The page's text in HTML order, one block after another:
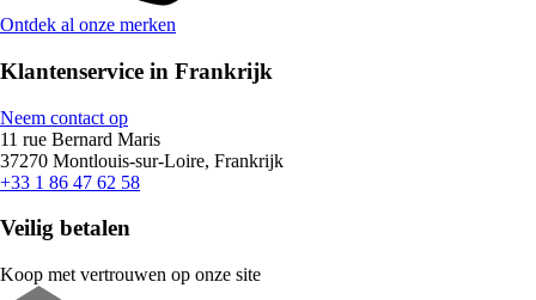
Ontdek al onze merken
Klantenservice in Frankrijk
Neem contact op
11 rue Bernard Maris
37270 Montlouis-sur-Loire, Frankrijk
+33 1 86 47 62 58
Veilig betalen
Koop met vertrouwen op onze site